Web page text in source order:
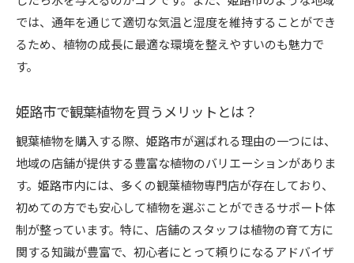
観葉植物初心者向けのワークショップ開催中の
店
観葉植物のトラブルも相談できる店を選ぼう
観葉植物の育て方講座！初心者が知っておくべき基
礎知識
観葉植物の基本的なお世話方法を学ぼう
初心者でも安心！観葉植物のお手入れポイント
観葉植物の水やりのコツと注意点
では、通年を通じて適切な気温と湿度を維持することができ
るため、植物の成長に最適な環境を整えやすいのも魅力で
す。
姫路市で観葉植物を買うメリットとは？
観葉植物を購入する際、姫路市が選ばれる理由の一つには、
地域の店舗が提供する豊富な植物のバリエーションがありま
す。姫路市内には、多くの観葉植物専門店が存在しており、
初めての方でも安心して植物を選ぶことができるサポート体
制が整っています。特に、店舗のスタッフは植物の育て方に
関する知識が豊富で、初心者にとって頼りになるアドバイザ